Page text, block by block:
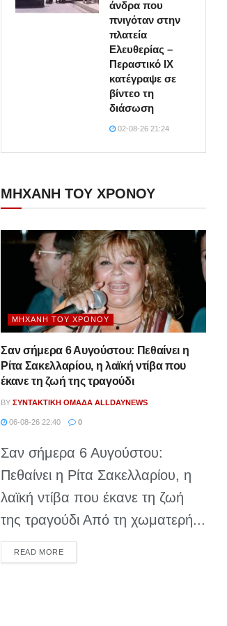
άνδρα που
πνιγόταν στην
πλατεία
Ελευθερίας –
Περαστικό ΙΧ
κατέγραψε σε
βίντεο τη
διάσωση
02-08-26 21:24
ΜΗΧΑΝΗ ΤΟΥ ΧΡΟΝΟΥ
ΜΗΧΑΝΉ ΤΟΥ ΧΡΌΝΟΥ
Σαν σήμερα 6 Αυγούστου: Πεθαίνει η
Ρίτα Σακελλαρίου, η λαϊκή ντίβα που
έκανε τη ζωή της τραγούδι
BY ΣΥΝΤΑΚΤΙΚΉ ΟΜΆΔΑ ALLDAYNEWS
06-08-26 22:40 0
Σαν σήμερα 6 Αυγούστου:
Πεθαίνει η Ρίτα Σακελλαρίου, η
λαϊκή ντίβα που έκανε τη ζωή
της τραγούδι Από τη χωματερή...
READ MOREDETAILS